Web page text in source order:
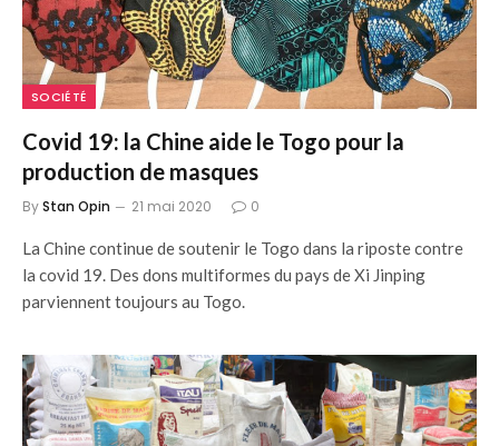
SOCIÉTÉ
Covid 19: la Chine aide le Togo pour la
production de masques
ByStan Opin 21 mai 2020 0
La Chine continue de soutenir le Togo dans la riposte contre
la covid 19. Des dons multiformes du pays de Xi Jinping
parviennent toujours au Togo.